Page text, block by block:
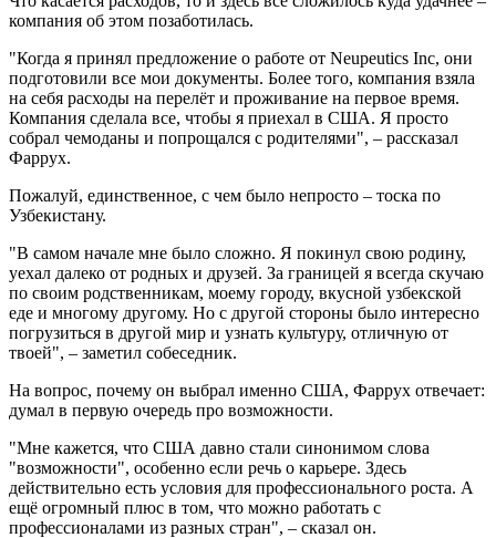
компания об этом позаботилась.
"Когда я принял предложение о работе от Neupeutics Inc, они
подготовили все мои документы. Более того, компания взяла
на себя расходы на перелёт и проживание на первое время.
Компания сделала все, чтобы я приехал в США. Я просто
собрал чемоданы и попрощался с родителями", – рассказал
Фаррух.
Пожалуй, единственное, с чем было непросто – тоска по
Узбекистану.
"В самом начале мне было сложно. Я покинул свою родину,
уехал далеко от родных и друзей. За границей я всегда скучаю
по своим родственникам, моему городу, вкусной узбекской
еде и многому другому. Но с другой стороны было интересно
погрузиться в другой мир и узнать культуру, отличную от
твоей", – заметил собеседник.
На вопрос, почему он выбрал именно США, Фаррух отвечает:
думал в первую очередь про возможности.
"Мне кажется, что США давно стали синонимом слова
"возможности", особенно если речь о карьере. Здесь
действительно есть условия для профессионального роста. А
ещё огромный плюс в том, что можно работать с
профессионалами из разных стран", – сказал он.